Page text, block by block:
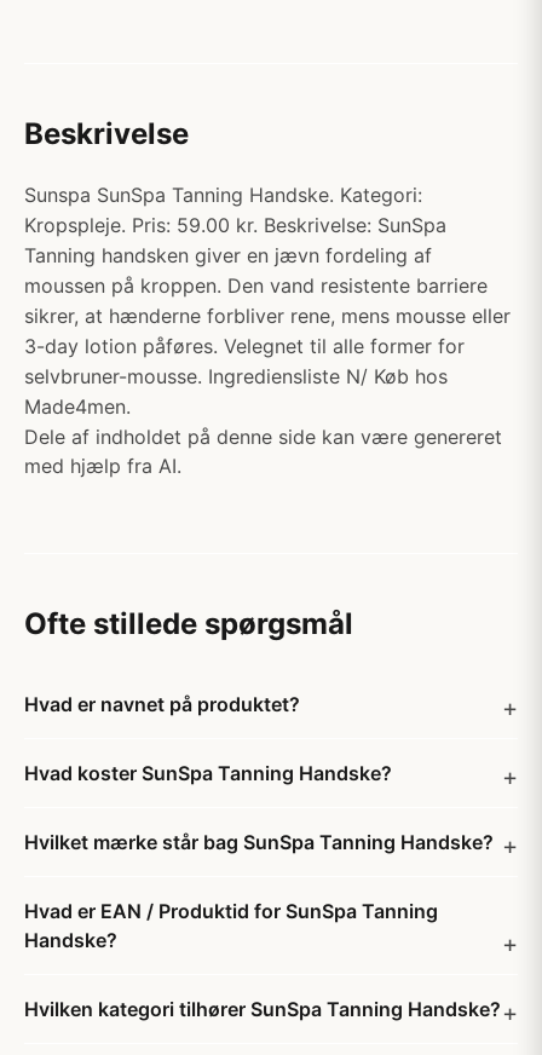
Beskrivelse
Sunspa SunSpa Tanning Handske. Kategori:
Kropspleje. Pris: 59.00 kr. Beskrivelse: SunSpa
Tanning handsken giver en jævn fordeling af
moussen på kroppen. Den vand resistente barriere
sikrer, at hænderne forbliver rene, mens mousse eller
3-day lotion påføres. Velegnet til alle former for
selvbruner-mousse. Ingrediensliste N/ Køb hos
Made4men.
Dele af indholdet på denne side kan være genereret
med hjælp fra AI.
Ofte stillede spørgsmål
Hvad er navnet på produktet?
Hvad koster SunSpa Tanning Handske?
Hvilket mærke står bag SunSpa Tanning Handske?
Hvad er EAN / Produktid for SunSpa Tanning
Handske?
Hvilken kategori tilhører SunSpa Tanning Handske?